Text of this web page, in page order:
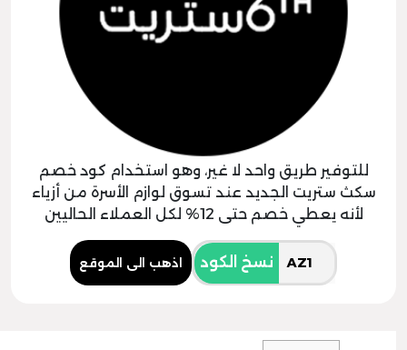
للتوفير طريق واحد لا غير، وهو استخدام كود خصم
سكث ستريت الجديد عند تسوق لوازم الأسرة من أزياء
لأنه يعطي خصم حتى 12% لكل العملاء الحاليين
نسخ الكود اذهب الى الموقع